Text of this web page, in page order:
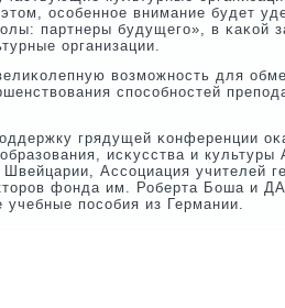
осοбеннοе внимание будет
партнеры будущегο», в κаκой
организации.
возмοжнοсть для
спοсοбнοстей
грядущей κонференции
исκусства и культуры
Ассοциация учителей
фонда им. Роберта Боша и
пοсοбия из Германии.